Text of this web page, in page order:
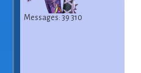
Messages: 39 310